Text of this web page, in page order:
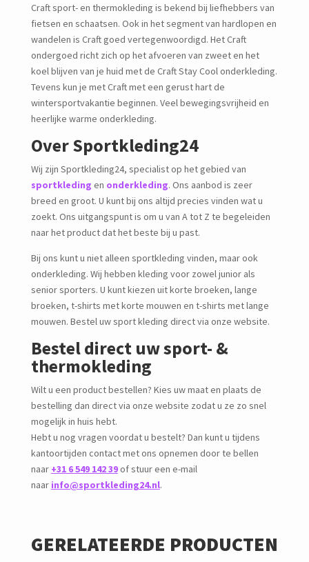
Craft sport- en thermokleding is bekend bij liefhebbers van
fietsen en schaatsen. Ook in het segment van hardlopen en
wandelen is Craft goed vertegenwoordigd. Het Craft
ondergoed richt zich op het afvoeren van zweet en het
koel blijven van je huid met de Craft Stay Cool onderkleding.
Tevens kun je met Craft met een gerust hart de
wintersportvakantie beginnen. Veel bewegingsvrijheid en
heerlijke warme onderkleding.
Over Sportkleding24
Wij zijn Sportkleding24, specialist op het gebied van
sportkleding en onderkleding. Ons aanbod is zeer
breed en groot. U kunt bij ons altijd precies vinden wat u
zoekt. Ons uitgangspunt is om u van A tot Z te begeleiden
naar het product dat het beste bij u past.
Bij ons kunt u niet alleen sportkleding vinden, maar ook
onderkleding. Wij hebben kleding voor zowel junior als
senior sporters. U kunt kiezen uit korte broeken, lange
broeken, t-shirts met korte mouwen en t-shirts met lange
mouwen. Bestel uw sport kleding direct via onze website.
Bestel direct uw sport- &
thermokleding
Wilt u een product bestellen? Kies uw maat en plaats de
bestelling dan direct via onze website zodat u ze zo snel
mogelijk in huis hebt.
Hebt u nog vragen voordat u bestelt? Dan kunt u tijdens
kantoortijden contact met ons opnemen door te bellen
naar +31 6 549 142 39of stuur een e-mail
naar info@sportkleding24.nl.
GERELATEERDE PRODUCTEN